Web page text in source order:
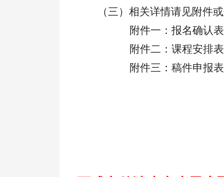
（三）相关详情请见附件或
附件一：报名确认表
附件二：课程安排表
附件三：稿件申报表